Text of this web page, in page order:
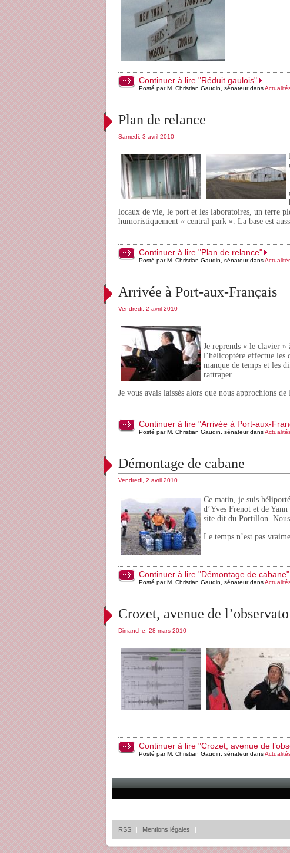
Continuer à lire "Réduit gaulois"
Posté par M. Christian Gaudin, sénateur dans
Plan de relance
Samedi, 3 avril 2010
locaux de vie, le port et les laboratoires, un terre
humoristiquement « central park ». La base est
Continuer à lire "Plan de relance"
Posté par M. Christian Gaudin, sénateur dans
Arrivée à Port-aux-Français
Vendredi, 2 avril 2010
Je reprends « le clavier »
l’hélicoptère effectue les
manque de temps et les
rattraper.
Je vous avais laissés alors que nous approchions
Continuer à lire "Arrivée à Port-aux-
Posté par M. Christian Gaudin, sénateur dans
Démontage de cabane
Vendredi, 2 avril 2010
Ce matin, je suis
d’Yves Frenot et de
site dit du Portillon.
Le temps n’est pas
Continuer à lire "Démontage de cabane"
Posté par M. Christian Gaudin, sénateur dans
Crozet, avenue de
Dimanche, 28 mars 2010
Continuer à lire "Crozet, avenue de
Posté par M. Christian Gaudin, sénateur dans
RSS Mentions légales